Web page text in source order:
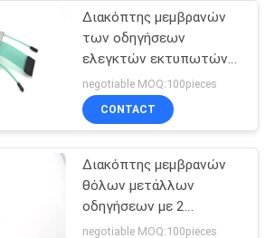
διακόπτης
Διακόπτης μεμβρανών
των οδηγήσεων
ελεγκτών εκτυπωτών
με τα αφής
αποτυπωμένα σε
ανάγλυφο κουμπιά
negotiable MOQ:100pieces
CONTACT
Διακόπτης μεμβρανών
θόλων μετάλλων
οδηγήσεων με 2
κύκλωμα/το
negotiable MOQ:100pieces